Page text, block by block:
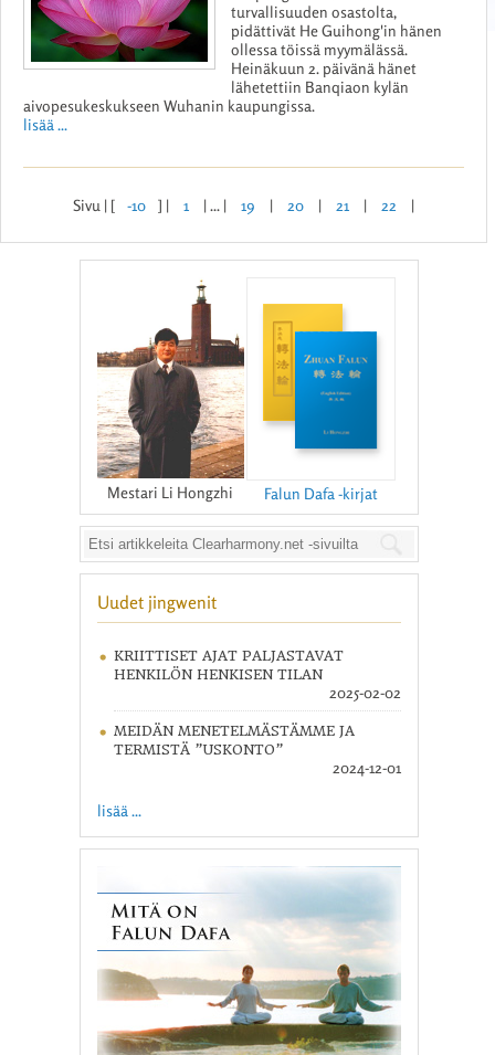
turvallisuuden osastolta,
pidättivät He Guihong'in hänen
ollessa töissä myymälässä.
Heinäkuun 2. päivänä hänet
lähetettiin Banqiaon kylän
aivopesukeskukseen Wuhanin kaupungissa.
lisää ...
Sivu | [ -10 ] | 1 | ... | 19 | 20 | 21 | 22 |
Mestari Li Hongzhi Falun Dafa -kirjat
Uudet jingwenit
KRIITTISET AJAT PALJASTAVAT
HENKILÖN HENKISEN TILAN
2025-02-02
MEIDÄN MENETELMÄSTÄMME JA
TERMISTÄ ”USKONTO”
2024-12-01
lisää ...